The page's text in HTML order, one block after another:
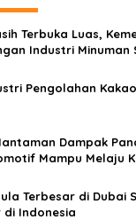
Terbuka Luas,
Industri Minuman
Pengolahan
Dampak
Mampu Melaju
Terbesar di Dubai
di Indonesia